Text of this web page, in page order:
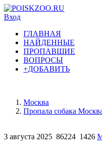
Вход
ГЛАВНАЯ
НАЙДЕННЫЕ
ПРОПАВШИЕ
ВОПРОСЫ
+ДОБАВИТЬ
Москва
Пропала собака
3 августа 2025 86224 1426